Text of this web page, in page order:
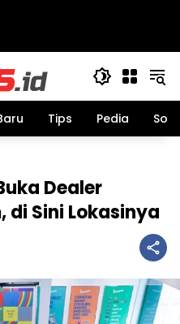
Tips Pedia
Dealer
di Sini Lokasinya